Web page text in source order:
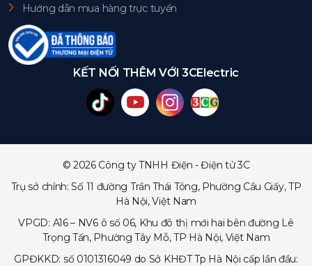
Hướng dẫn mua hàng trực tuyến
KẾT NỐI THÊM VỚI 3CElectric
© 2026 Công ty TNHH Điện - Điện tử 3C
Trụ sở chính: Số 11 đường Trần Thái Tông, Phường Cầu Giấy, TP
Hà Nội, Việt Nam
VPGD: A16 – NV6 ô số 06, Khu đô thị mới hai bên đường Lê
Trọng Tấn, Phường Tây Mỗ, TP Hà Nội, Việt Nam
GPĐKKD: số 0101316049 do Sở KHĐT Tp Hà Nội cấp lần đầu: